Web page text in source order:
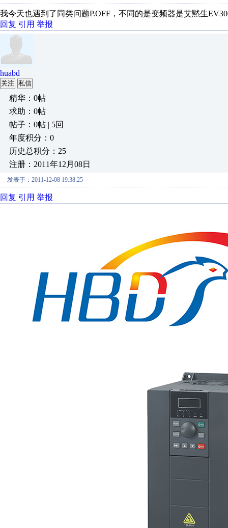
我今天也遇到了同类问题P.OFF，不同的是变频器是艾黙生
回复 引用 举报
huabd
关注 私信
精华：0帖
求助：0帖
帖子：0帖 | 5回
年度积分：0
历史总积分：25
注册：2011年12月08日
发表于：2011-12-08 19:38:25
回复 引用 举报